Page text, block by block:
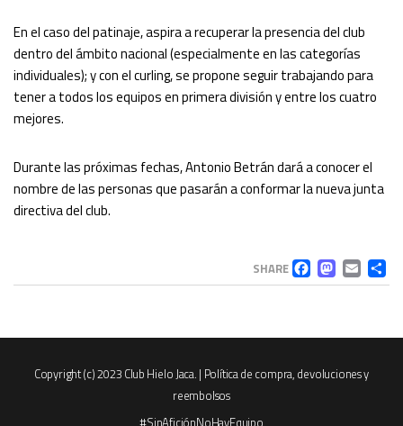
En el caso del patinaje, aspira a recuperar la presencia del club
dentro del ámbito nacional (especialmente en las categorías
individuales); y con el curling, se propone seguir trabajando para
tener a todos los equipos en primera división y entre los cuatro
mejores.
Durante las próximas fechas, Antonio Betrán dará a conocer el
nombre de las personas que pasarán a conformar la nueva junta
directiva del club.
SHARE
Copyright (c) 2023 Club Hielo Jaca. | Política de compra, devoluciones y
reembolsos
#SinAficiónNoHayEquipo